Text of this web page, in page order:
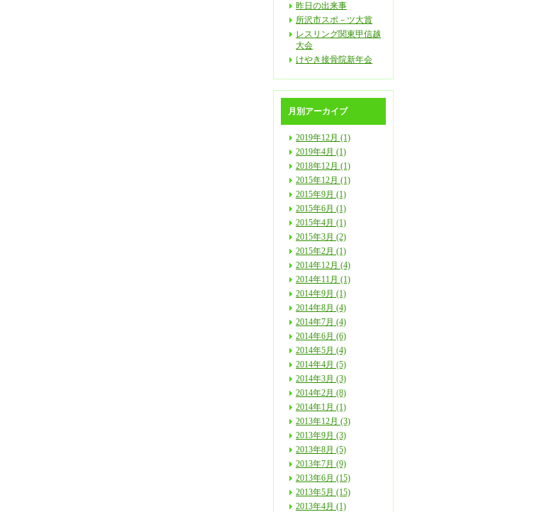
昨日の出来事
所沢市スポ－ツ大賞
レスリング関東甲信越
大会
けやき接骨院新年会
月別アーカイブ
2019年12月 (1)
2019年4月 (1)
2018年12月 (1)
2015年12月 (1)
2015年9月 (1)
2015年6月 (1)
2015年4月 (1)
2015年3月 (2)
2015年2月 (1)
2014年12月 (4)
2014年11月 (1)
2014年9月 (1)
2014年8月 (4)
2014年7月 (4)
2014年6月 (6)
2014年5月 (4)
2014年4月 (5)
2014年3月 (3)
2014年2月 (8)
2014年1月 (1)
2013年12月 (3)
2013年9月 (3)
2013年8月 (5)
2013年7月 (9)
2013年6月 (15)
2013年5月 (15)
2013年4月 (1)